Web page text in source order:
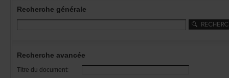
Recherchegénérale
Rechercheavancée
Titredudocument: